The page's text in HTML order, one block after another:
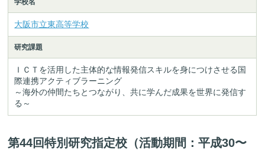
大阪市立東高等学校
研究課題
ＩＣＴを活用した主体的な情報発信スキルを身につけさせる国
際連携アクティブラーニング
～海外の仲間たちとつながり、共に学んだ成果を世界に発信す
る～
第44回特別研究指定校（活動期間：平成30〜